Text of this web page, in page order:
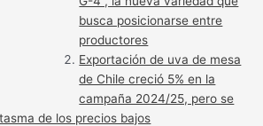
busca posicionarse entre
productores
Exportación de uva de mesa
de Chile creció 5% en la
campaña 2024/25, pero se
de los precios bajos